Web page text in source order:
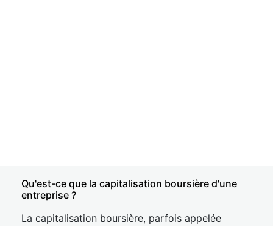
Qu'est-ce que la capitalisation boursière d'une
entreprise ?
La capitalisation boursière, parfois appelée